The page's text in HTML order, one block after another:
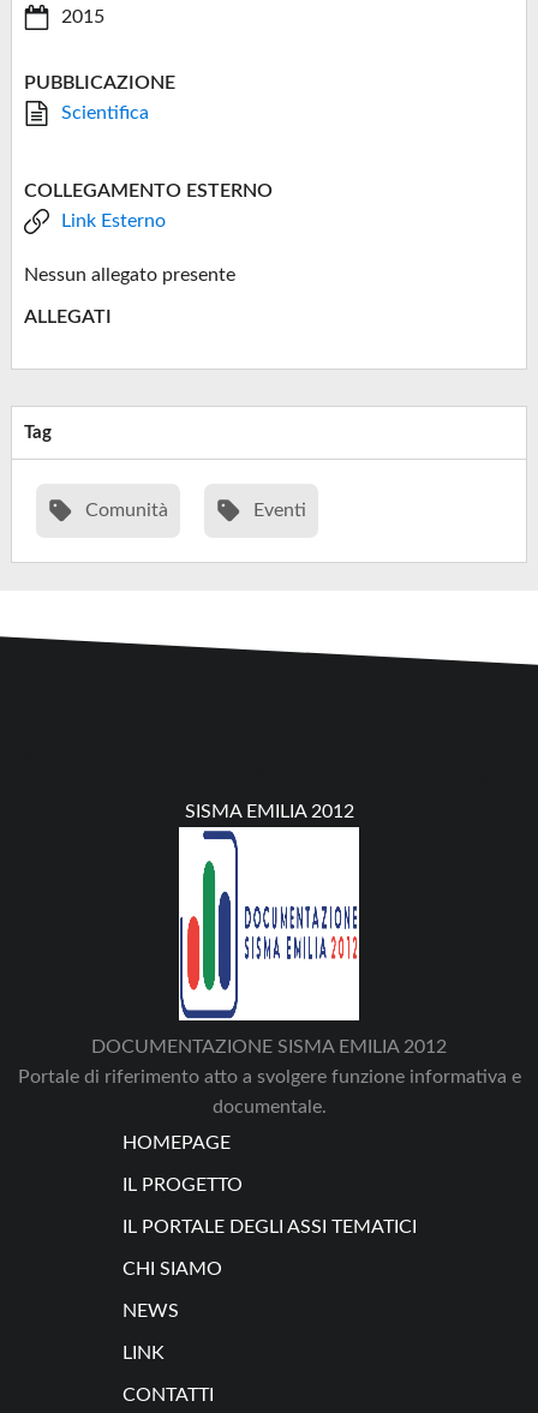
2015
PUBBLICAZIONE
Scientifica
COLLEGAMENTO ESTERNO
Link Esterno
Nessun allegato presente
ALLEGATI
Tag
Comunità Eventi
SISMA EMILIA 2012
DOCUMENTAZIONE SISMA EMILIA 2012
Portale di riferimento atto a svolgere funzione informativa e
documentale.
HOMEPAGE
IL PROGETTO
IL PORTALE DEGLI ASSI TEMATICI
CHI SIAMO
NEWS
LINK
CONTATTI